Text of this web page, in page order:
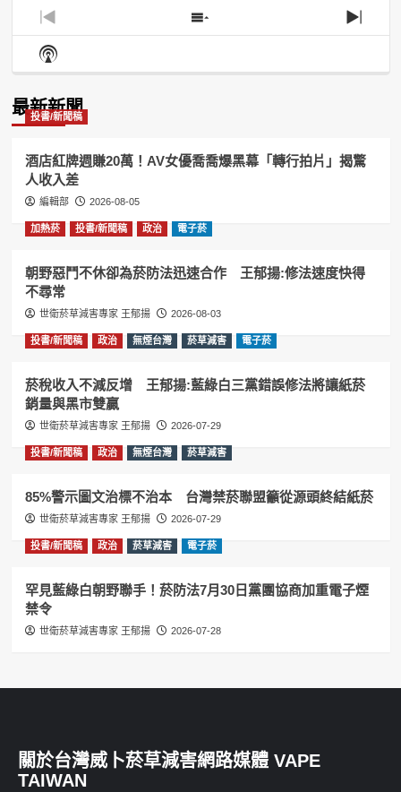
Previous
Episode
Show
Episodes
Next
Show
Podcast
最新新聞
投書/新聞稿
酒店紅牌週賺20萬！AV女優喬喬爆黑幕「轉行拍片」揭驚
人收入差
編輯部 2026-08-05
加熱菸 投書/新聞稿 政治 電子菸
朝野惡鬥不休卻為菸防法迅速合作 王郁揚:修法速度快得
不尋常
世衛菸草減害專家 王郁揚 2026-08-03
投書/新聞稿 政治 無煙台灣 菸草減害 電子菸
菸稅收入不減反增 王郁揚:藍綠白三黨錯誤修法將讓紙菸
銷量與黑市雙贏
世衛菸草減害專家 王郁揚 2026-07-29
投書/新聞稿 政治 無煙台灣 菸草減害
85%警示圖文治標不治本 台灣禁菸聯盟籲從源頭終結紙菸
世衛菸草減害專家 王郁揚 2026-07-29
投書/新聞稿 政治 菸草減害 電子菸
罕見藍綠白朝野聯手！菸防法7月30日黨團協商加重電子煙
禁令
世衛菸草減害專家 王郁揚 2026-07-28
關於台灣威卜菸草減害網路媒體 VAPE
TAIWAN